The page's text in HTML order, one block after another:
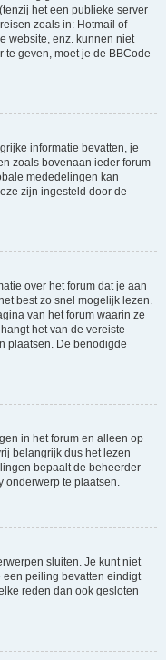
het een publieke server
zoals in: Hotmail of
website, enz. kunnen niet
geven, moet je de BBCode
informatie bevatten, je
zoals bovenaan ieder forum
mededelingen kan
zijn ingesteld door de
over het forum dat je aan
best zo snel mogelijk lezen.
van het forum waarin ze
het van de vereiste
plaatsen. De benodigde
in het forum en alleen op
belangrijk dus het lezen
bepaalt de beheerder
onderwerp te plaatsen.
sluiten. Je kunt niet
een peiling bevatten eindigt
reden dan ook gesloten